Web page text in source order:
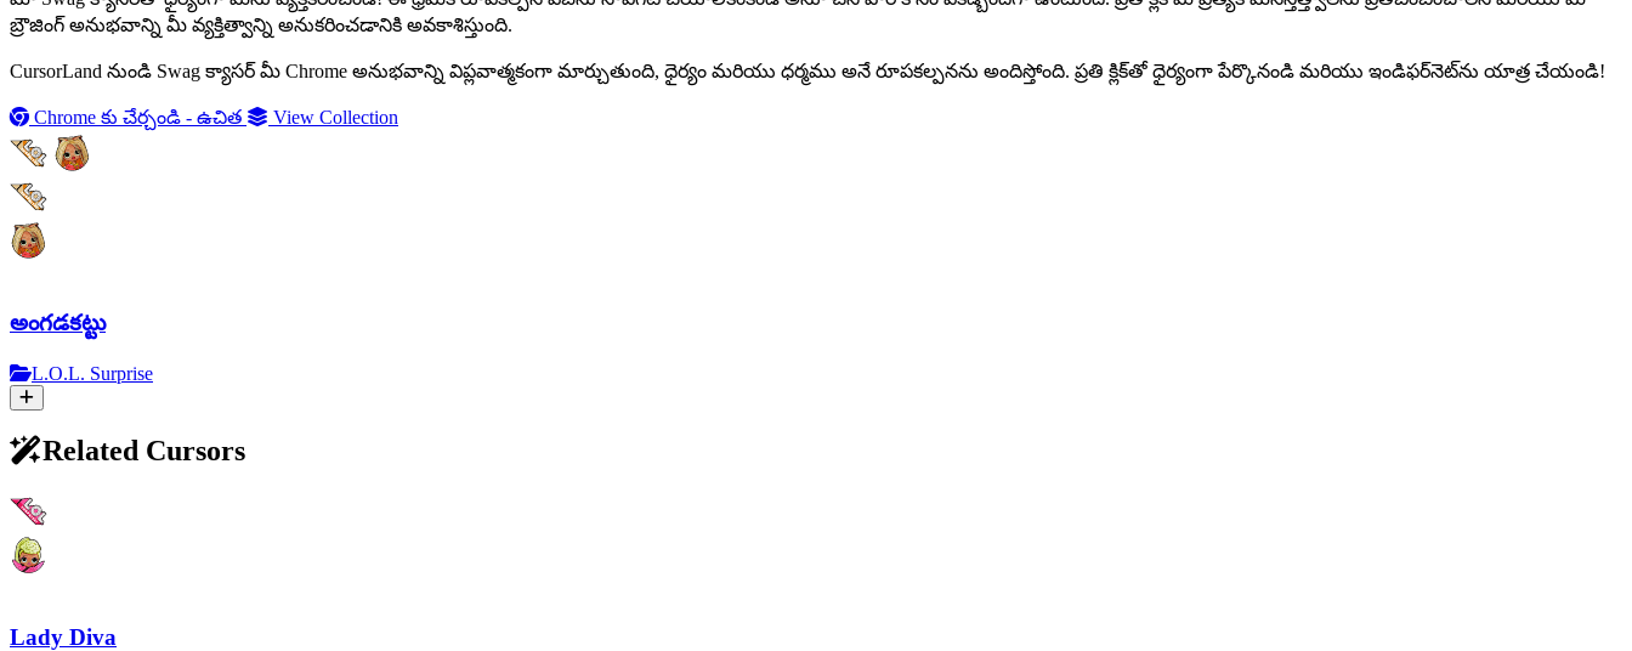
బ్రౌజింగ్ అనుభవాన్ని మీ వ్యక్తిత్వాన్ని అనుకరించడానికి అవకాశిస్తుంది.
CursorLand నుండి Swag క్యాసర్ మీ Chrome అనుభవాన్ని విప్లవాత్మకంగా మార్చుతుంది, ధైర్యం మరియు ధర్మము అనే రూపకల్పనను అందిస్తోంది. ప్రతి క్లిక్‌తో ధైర్యంగా పేర్కొనండి మరియు ఇండిఫర్‌నెట్‌ను యాత్ర చేయండి!
Chrome కు చేర్చండి - ఉచిత View Collection
అంగడకట్టు
L.O.L. Surprise
Related Cursors
Lady Diva